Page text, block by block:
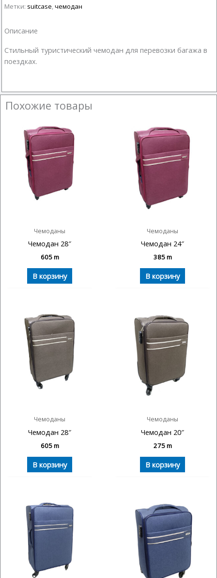
Метки: suitcase чемодан
Описание
Стильный туристический чемодан для перевозки багажа в
поездках.
Похожие товары
Чемоданы
Чемодан 28″
605m
В корзину
Чемоданы
Чемодан 24″
385m
В корзину
Чемоданы
Чемодан 28″
605m
В корзину
Чемоданы
Чемодан 20″
275m
В корзину